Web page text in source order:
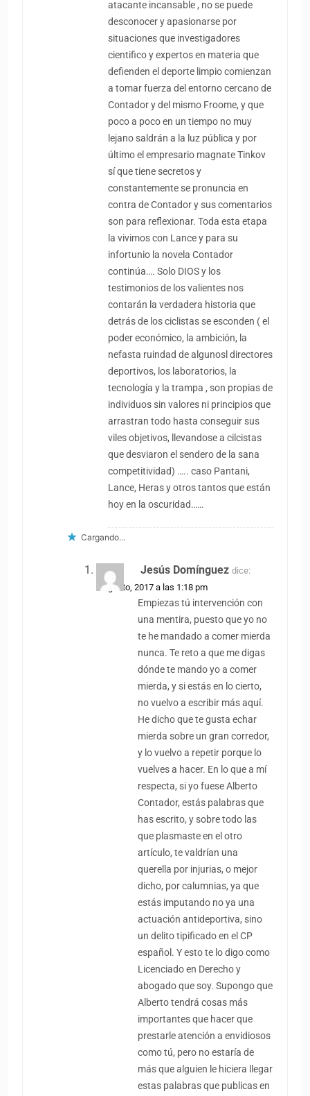
atacante incansable , no se puede
desconocer y apasionarse por
situaciones que investigadores
cientifico y expertos en materia que
defienden el deporte limpio comienzan
a tomar fuerza del entorno cercano de
Contador y del mismo Froome, y que
poco a poco en un tiempo no muy
lejano saldrán a la luz pública y por
último el empresario magnate Tinkov
sí que tiene secretos y
constantemente se pronuncia en
contra de Contador y sus comentarios
son para reflexionar. Toda esta etapa
la vivimos con Lance y para su
infortunio la novela Contador
continúa…. Solo DIOS y los
testimonios de los valientes nos
contarán la verdadera historia que
detrás de los ciclistas se esconden ( el
poder económico, la ambición, la
nefasta ruindad de algunosl directores
deportivos, los laboratorios, la
tecnología y la trampa , son propias de
individuos sin valores ni principios que
arrastran todo hasta conseguir sus
viles objetivos, llevandose a cilcistas
que desviaron el sendero de la sana
competitividad) ….. caso Pantani,
Lance, Heras y otros tantos que están
hoy en la oscuridad……
Cargando...
Jesús Domínguez dice:
9 agosto, 2017 a las 1:18 pm
Empiezas tú intervención con
una mentira, puesto que yo no
te he mandado a comer mierda
nunca. Te reto a que me digas
dónde te mando yo a comer
mierda, y si estás en lo cierto,
no vuelvo a escribir más aquí.
He dicho que te gusta echar
mierda sobre un gran corredor,
y lo vuelvo a repetir porque lo
vuelves a hacer. En lo que a mí
respecta, si yo fuese Alberto
Contador, estás palabras que
has escrito, y sobre todo las
que plasmaste en el otro
artículo, te valdrían una
querella por injurias, o mejor
dicho, por calumnias, ya que
estás imputando no ya una
actuación antideportiva, sino
un delito tipificado en el CP
español. Y esto te lo digo como
Licenciado en Derecho y
abogado que soy. Supongo que
Alberto tendrá cosas más
importantes que hacer que
prestarle atención a envidiosos
como tú, pero no estaría de
más que alguien le hiciera llegar
estas palabras que publicas en